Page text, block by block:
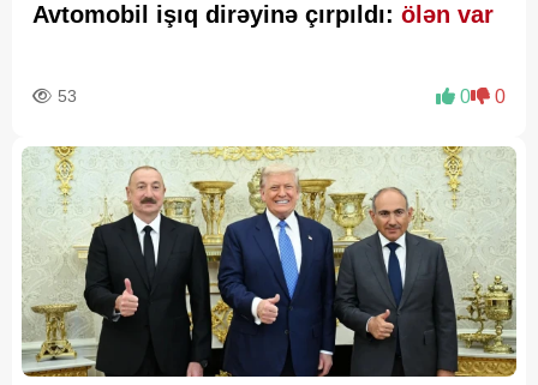
Avtomobil işıq dirəyinə çırpıldı: ölən var
53 0 0